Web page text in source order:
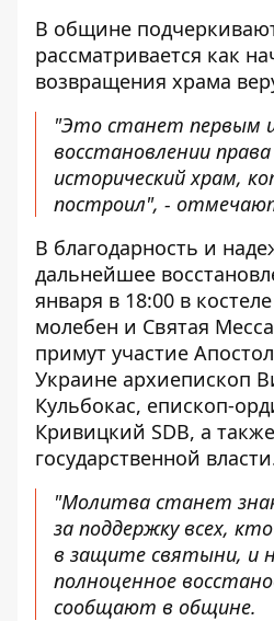
В общине
рассматривается как
возвращения храма
"Это станет первым
восстановлении
исторический храм,
построил", -
В благодарность и
дальнейшее
января в 18:00 в
молебен и Святая
примут участие
Украине архиепископ
Кульбокас, епископ-
Кривицкий SDB, а
государственной
"Молитва станет
за поддержку всех,
в защите святыни, и
полноценное
сообщают в общине.